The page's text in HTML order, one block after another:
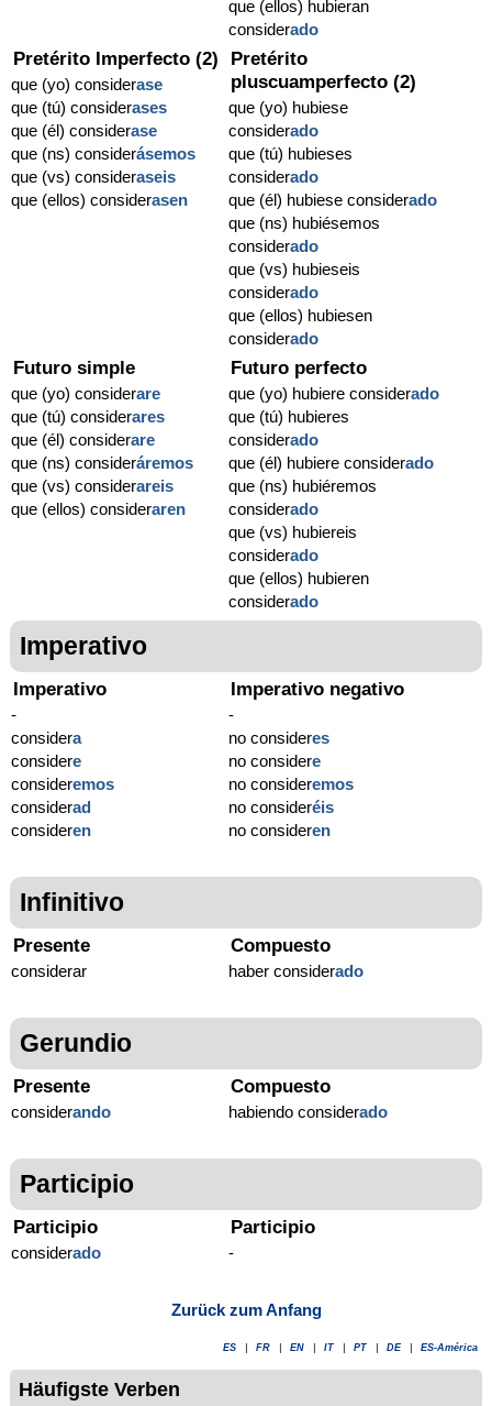
que (ellos) hubieran
considerado
Pretérito Imperfecto (2)
que (yo) considerase
que (tú) considerases
que (él) considerase
que (ns) considerásemos
que (vs) consideraseis
que (ellos) considerasen
Pretérito
pluscuamperfecto (2)
que (yo) hubiese
considerado
que (tú) hubieses
considerado
que (él) hubiese considerado
que (ns) hubiésemos
considerado
que (vs) hubieseis
considerado
que (ellos) hubiesen
considerado
Futuro simple
que (yo) considerare
que (tú) considerares
que (él) considerare
que (ns) consideráremos
que (vs) considerareis
que (ellos) consideraren
Futuro perfecto
que (yo) hubiere considerado
que (tú) hubieres
considerado
que (él) hubiere considerado
que (ns) hubiéremos
considerado
que (vs) hubiereis
considerado
que (ellos) hubieren
considerado
Imperativo
Imperativo
-
considera
considere
consideremos
considerad
consideren
Imperativo negativo
-
no consideres
no considere
no consideremos
no consideréis
no consideren
Infinitivo
Presente
considerar
Compuesto
haber considerado
Gerundio
Presente
considerando
Compuesto
habiendo considerado
Participio
Participio
considerado
Participio
-
Zurück zum Anfang
ES FR EN IT PT DE ES-América
Häufigste Verben